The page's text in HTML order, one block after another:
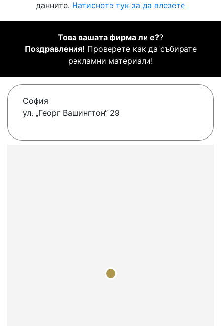
данните. Натиснете тук за да влезете
Това вашата фирма ли е??
Поздравления! Проверете как да събирате
рекламни материали!
София
ул. „Георг Вашингтон“ 29